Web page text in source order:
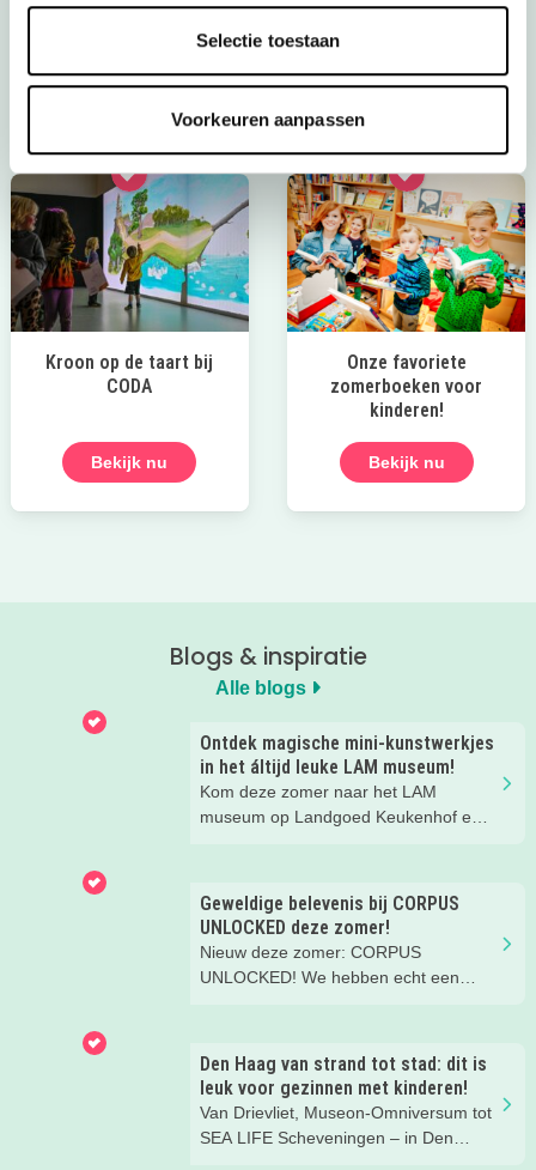
Selectie toestaan
Voorkeuren aanpassen
gezin, tot toffe buitenuitjes, actieve uitjes en musea met
een geweldig familieprogramma! Fijne zomer!
Bekijk
Kroon op de taart bij
CODA
Bekijk nu
Onze favoriete
zomerboeken voor
kinderen!
Bekijk nu
Blogs & inspiratie
Alle blogs
Ontdek magische mini-kunstwerkjes
in het áltijd leuke LAM museum!
Kom deze zomer naar het LAM
museum op Landgoed Keukenhof en
speurtocht is piepklein! Leuk dagje uit
voor het hele gezin.
Geweldige belevenis bij CORPUS
UNLOCKED deze zomer!
Nieuw deze zomer: CORPUS
UNLOCKED! We hebben echt een
Den Haag van strand tot stad: dit is
leuk voor gezinnen met kinderen!
Van Drievliet, Museon-Omniversum tot
SEA LIFE Scheveningen – in Den